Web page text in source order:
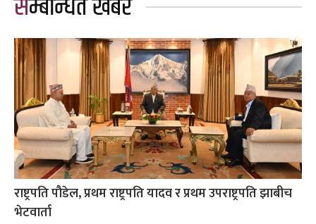
राष्ट्रपति पौडेल, प्रथम राष्ट्रपति यादव र प्रथम उपराष्ट्रपति झाबीच
भेटवार्ता